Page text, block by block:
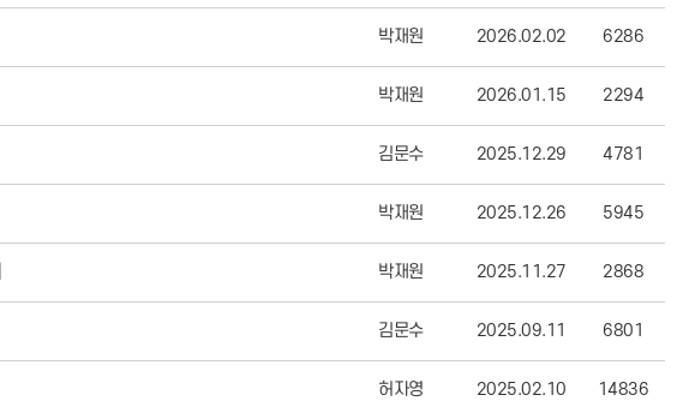
박재원 2026.02.02 6286
박재원 2026.01.15 2294
김문수 2025.12.29 4781
박재원 2025.12.26 5945
박재원 2025.11.27 2868
김문수 2025.09.11 6801
허자영 2025.02.10 14836